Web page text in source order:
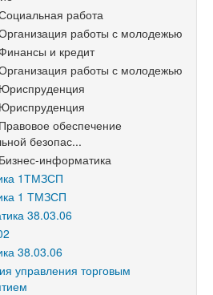
работа
работы с молодежью
и кредит
работы с молодежью
обеспечение
безопас...
информатика
1ТМЗСП
1 ТМЗСП
38.03.06
38.03.06
управления торговым